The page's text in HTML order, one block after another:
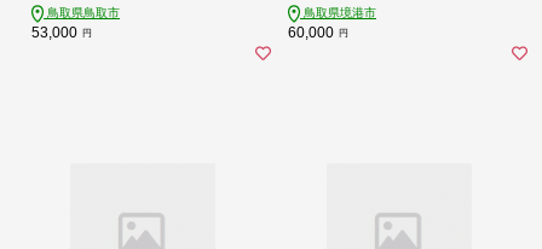
鳥取県鳥取市
53,000 円
イル済み ボイル 海鮮 魚介 魚介類 食
べ応え 家庭用 カニ鍋 焼きガニ カニ
味噌 期間限定 境港産 鳥取県 境港市
鳥取県境港市
60,000 円